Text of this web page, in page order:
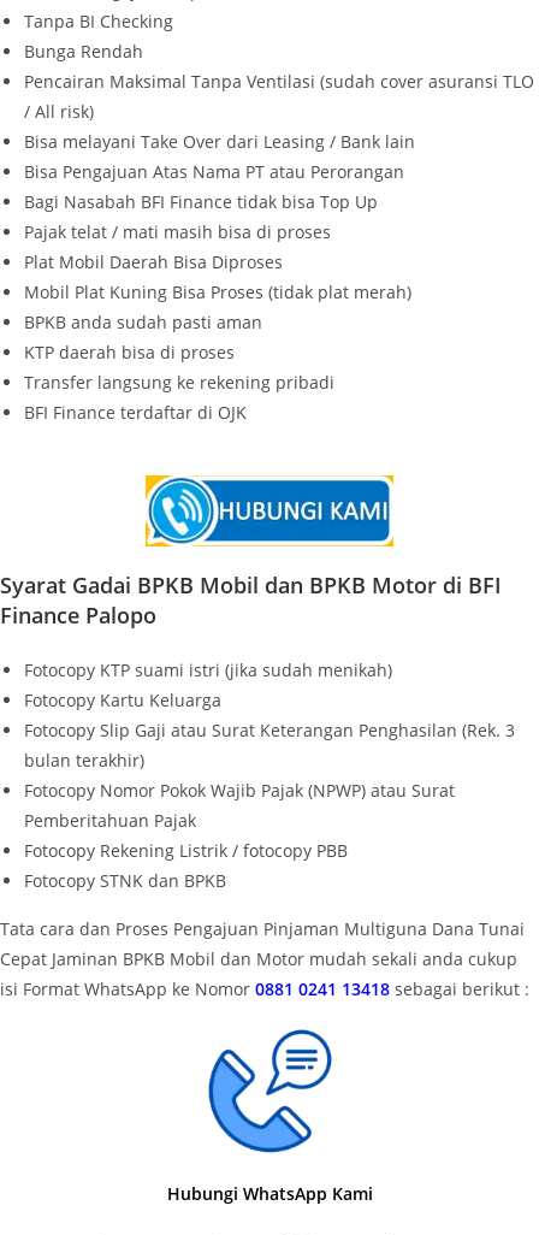
Tanpa BI Checking
Bunga Rendah
Pencairan Maksimal Tanpa Ventilasi (sudah cover asuransi TLO
/ All risk)
Bisa melayani Take Over dari Leasing / Bank lain
Bisa Pengajuan Atas Nama PT atau Perorangan
Bagi Nasabah BFI Finance tidak bisa Top Up
Pajak telat / mati masih bisa di proses
Plat Mobil Daerah Bisa Diproses
Mobil Plat Kuning Bisa Proses (tidak plat merah)
BPKB anda sudah pasti aman
KTP daerah bisa di proses
Transfer langsung ke rekening pribadi
BFI Finance terdaftar di OJK
Syarat Gadai BPKB Mobil dan BPKB Motor di BFI
Finance Palopo
Fotocopy KTP suami istri (jika sudah menikah)
Fotocopy Kartu Keluarga
Fotocopy Slip Gaji atau Surat Keterangan Penghasilan (Rek. 3
bulan terakhir)
Fotocopy Nomor Pokok Wajib Pajak (NPWP) atau Surat
Pemberitahuan Pajak
Fotocopy Rekening Listrik / fotocopy PBB
Fotocopy STNK dan BPKB
Tata cara dan Proses Pengajuan Pinjaman Multiguna Dana Tunai
Cepat Jaminan BPKB Mobil dan Motor mudah sekali anda cukup
isi Format WhatsApp ke Nomor 0881 0241 13418 sebagai berikut :
Hubungi WhatsApp Kami